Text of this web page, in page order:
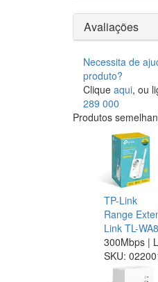
Avaliações
Necessita de
produto?
Clique aqui, ou
289 000
Produtos
TP-Link
Range
Link TL-
300Mbps |
SKU: